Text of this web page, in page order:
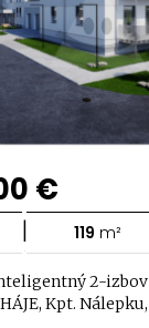
€
| 119 m²
2-
Kpt.